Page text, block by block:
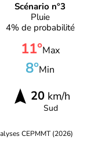
Scénario n°3
Pluie
4% de probabilité
11°Max
8°Min
20 km/h
Sud
CEPMMT (2026)